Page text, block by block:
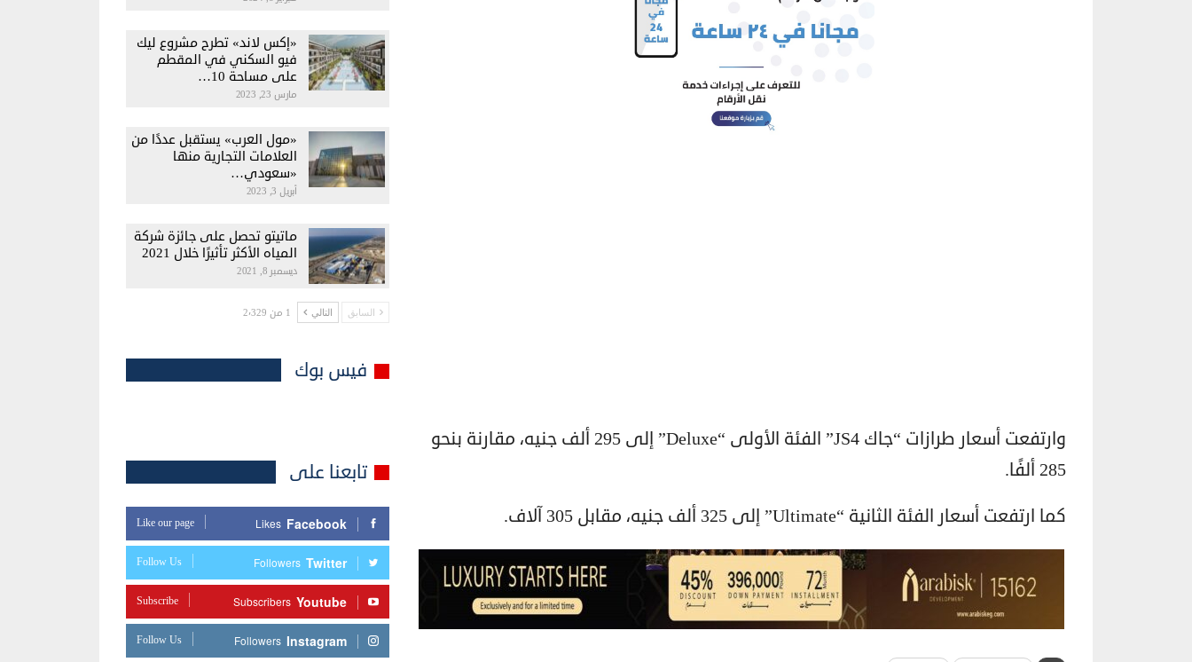
وارتفعت أسعار طرازات “جاك JS4” الفئة الأولى “Deluxe” إلى 295 ألف جنيه، مقارنة بنحو
285 ألفًا.
كما ارتفعت أسعار الفئة الثانية “Ultimate” إلى 325 ألف جنيه، مقابل 305 آلاف.
«إكس لاند» تطرح مشروع ليك
فيو السكني في المقطم
على مساحة 10…
مارس 23, 2023
«مول العرب» يستقبل عددًا من
العلامات التجارية منها
«سعودي…
أبريل 3, 2023
ماتيتو تحصل على جائزة شركة
المياه الأكثر تأثيرًا خلال 2021
ديسمبر 8, 2021
السابق التالي 1 من 2٬329
فيس بوك
تابعنا على
Facebook
Likes
Like our page
Twitter
Followers
Follow Us
Youtube
Subscribers
Subscribe
Instagram
Followers
Follow Us